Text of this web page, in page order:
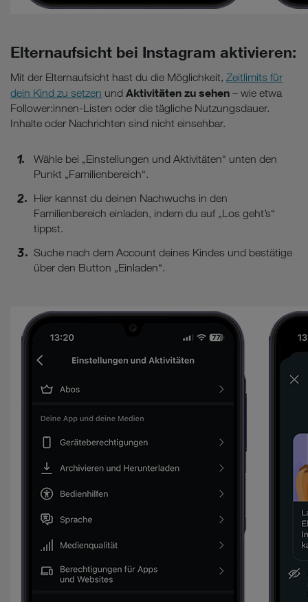
Elternaufsicht bei Instagram aktivieren:
Mit der Elternaufsicht hast du die Möglichkeit, Zeitlimits für
dein Kind zu setzen und Aktivitäten zu sehen – wie etwa
Follower:innen-Listen oder die tägliche Nutzungsdauer.
Inhalte oder Nachrichten sind nicht einsehbar.
Wähle bei „Einstellungen und Aktivitäten“ unten den
Punkt „Familienbereich“.
Hier kannst du deinen Nachwuchs in den
Familienbereich einladen, indem du auf „Los geht’s“
tippst.
Suche nach dem Account deines Kindes und bestätige
über den Button „Einladen“.